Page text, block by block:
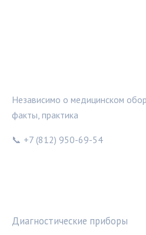
Независимо о медицинском
факты, практика
📞 +7 (812) 950-69-54
Диагностические приборы